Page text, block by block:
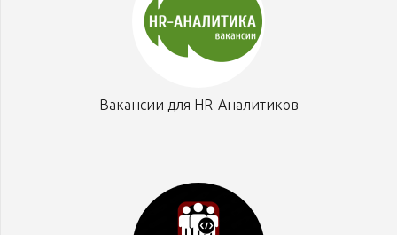
Вакансии для HR-Аналитиков